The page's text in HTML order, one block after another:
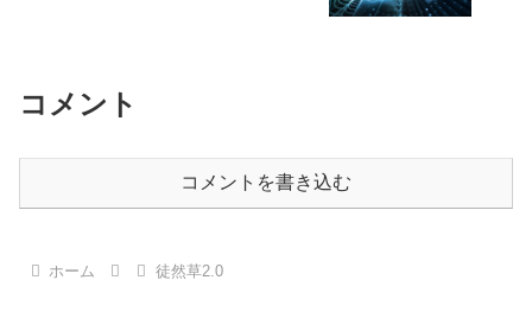
コメント
コメントを書き込む
ホーム 徒然草2.0